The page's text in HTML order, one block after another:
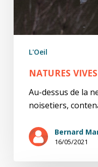
L'Oeil
NATURES
Au-dessus de la
noisetiers,
Bernard
16/05/2021